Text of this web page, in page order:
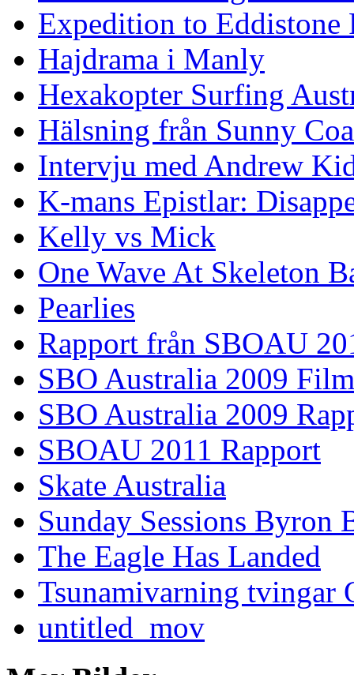
Expedition to Eddistone
Hajdrama i Manly
Hexakopter Surfing
Hälsning från Sunny
Intervju med Andrew
K-mans Epistlar:
Kelly vs Mick
One Wave At Skeleton
Pearlies
Rapport från SBOAU
SBO Australia 2009 Film
SBO Australia 2009
SBOAU 2011 Rapport
Skate Australia
Sunday Sessions Byron
The Eagle Has Landed
Tsunamivarning tvingar
untitled_mov